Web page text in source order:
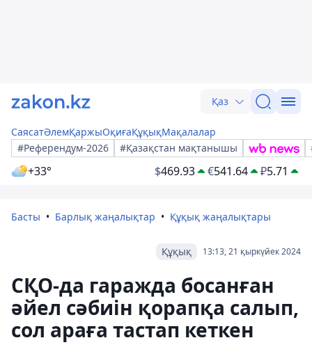
Қаз
СаясатӘлемҚаржыОқиғаҚұқықМақалалар
#Референдум-2026
#Қазақстан мақтанышы
+33° $469.93 €541.64 ₽5.71
Басты Барлық жаңалықтар Құқық жаңалықтары
13:13, 21 қыркүйек 2024
Құқық
СҚО-да гаражда босанған
әйел сәбиін қорапқа салып,
сол араға тастап кеткен